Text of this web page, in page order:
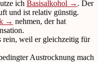
ich Basisalkohol → . Der
und ist relativ günstig.
→ nehmen, der hat
rein, weil er gleichzeitig für
Austrocknung mach